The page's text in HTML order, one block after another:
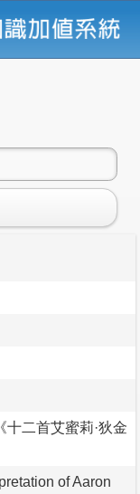
二首艾蜜莉·狄金
of Aaron